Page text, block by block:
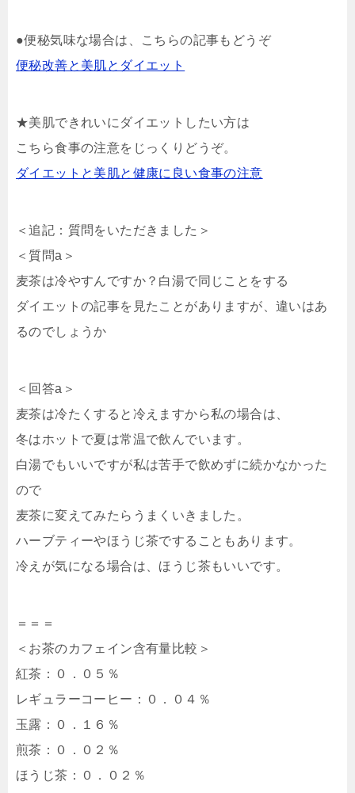
●便秘気味な場合は、こちらの記事もどうぞ
便秘改善と美肌とダイエット
★美肌できれいにダイエットしたい方は
こちら食事の注意をじっくりどうぞ。
ダイエットと美肌と健康に良い食事の注意
＜追記：質問をいただきました＞
＜質問a＞
麦茶は冷やすんですか？白湯で同じことをする
ダイエットの記事を見たことがありますが、違いはあ
るのでしょうか
＜回答a＞
麦茶は冷たくすると冷えますから私の場合は、
冬はホットで夏は常温で飲んでいます。
白湯でもいいですが私は苦手で飲めずに続かなかった
ので
麦茶に変えてみたらうまくいきました。
ハーブティーやほうじ茶ですることもあります。
冷えが気になる場合は、ほうじ茶もいいです。
＝＝＝
＜お茶のカフェイン含有量比較＞
紅茶：０．０５％
レギュラーコーヒー：０．０４％
玉露：０．１６％
煎茶：０．０２％
ほうじ茶：０．０２％